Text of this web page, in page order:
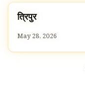
Tत
त्रिपुर
May 28, 2026